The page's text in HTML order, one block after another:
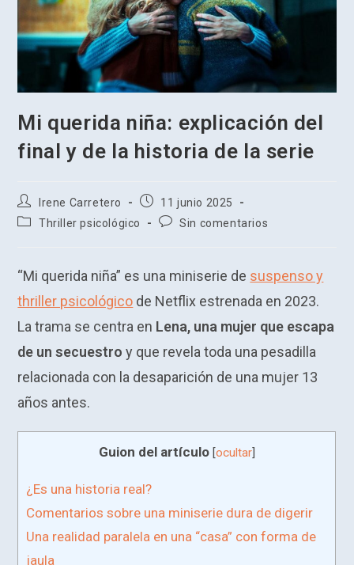
Mi querida niña: explicación del
final y de la historia de la serie
Autor
de
la
Irene Carretero
Publicación
la
11 junio 2025
Categoría
Thriller psicológico
Comentarios
Sin comentarios
“Mi querida niña” es una miniserie de suspenso y
thriller psicológico de Netflix estrenada en 2023.
La trama se centra en Lena, una mujer que escapa
de un secuestro y que revela toda una pesadilla
relacionada con la desaparición de una mujer 13
años antes.
Guion del artículo [ocultar]
¿Es una historia real?
Comentarios sobre una miniserie dura de digerir
Una realidad paralela en una “casa” con forma de
jaula